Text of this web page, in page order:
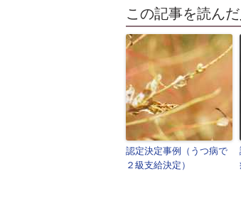
この記事を読ん
認定決定事例（うつ病で
２級支給決定）